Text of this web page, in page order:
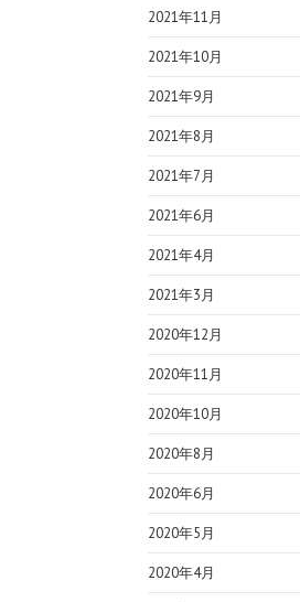
2021年11月
2021年10月
2021年9月
2021年8月
2021年7月
2021年6月
2021年4月
2021年3月
2020年12月
2020年11月
2020年10月
2020年8月
2020年6月
2020年5月
2020年4月